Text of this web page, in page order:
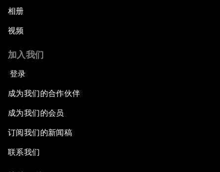
相册
视频
加入我们
登录
成为我们的合作伙伴
成为我们的会员
订阅我们的新闻稿
联系我们